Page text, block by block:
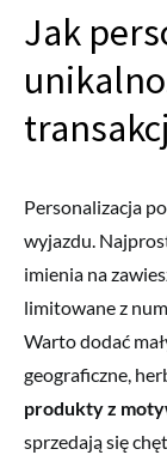
Jak
Personalizacja
wyjazdu.
imienia na
limitowane z
Warto dodać
geograficzne,
produkty z
sprzedają się